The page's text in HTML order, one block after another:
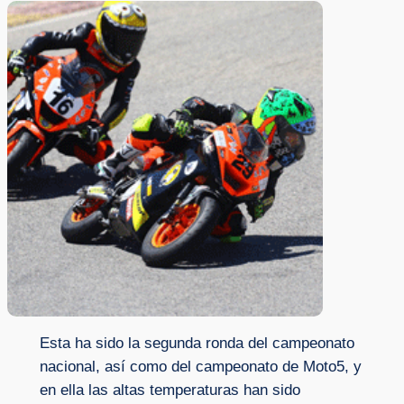
Esta ha sido la segunda ronda del campeonato
nacional, así como del campeonato de Moto5, y
en ella las altas temperaturas han sido